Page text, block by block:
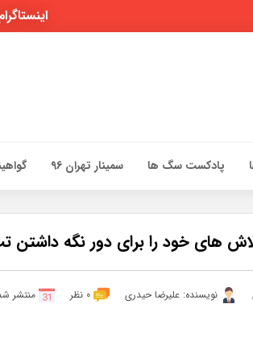
پادکست سگ ها سمینار تهران 96
های خود را برای دور نگه داشتن
نویسنده: علیرضا حیدری 0 نظر منتشر شده در 17